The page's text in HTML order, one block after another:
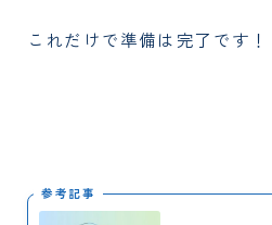
これだけで準備は完了です！
参考記事